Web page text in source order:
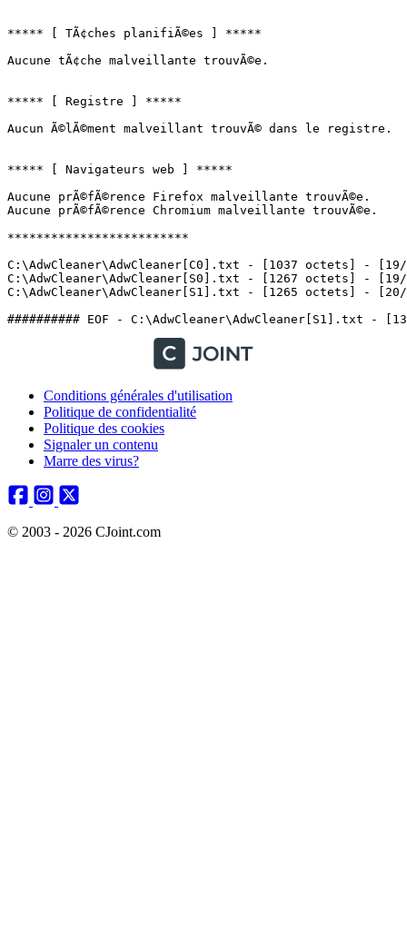
***** [ TÃ¢ches planifiÃ©es ] *****
Aucune tÃ¢che malveillante trouvÃ©e.
***** [ Registre ] *****
Aucun Ã©lÃ©ment malveillant trouvÃ© dans le registre.
***** [ Navigateurs web ] *****
Aucune prÃ©fÃ©rence Firefox malveillante trouvÃ©e.
Aucune prÃ©fÃ©rence Chromium malveillante trouvÃ©e.
*************************
C:\AdwCleaner\AdwCleaner[C0].txt - [1037 octets] -
C:\AdwCleaner\AdwCleaner[S0].txt - [1267 octets] - [19/
C:\AdwCleaner\AdwCleaner[S1].txt - [1265 octets] - [20/
Conditions générales d'utilisation
Politique de confidentialité
Politique des cookies
Signaler un contenu
Marre des virus?
© 2003 - 2026 CJoint.com